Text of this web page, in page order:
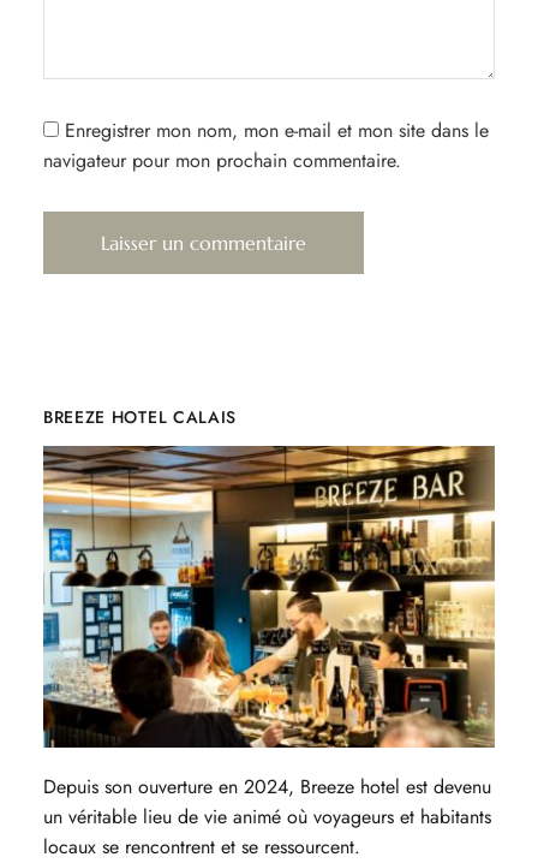
Enregistrer mon nom, mon e-mail et mon site dans le
navigateur pour mon prochain commentaire.
BREEZE HOTEL CALAIS
Depuis son ouverture en 2024, Breeze hotel est devenu
un véritable lieu de vie animé où voyageurs et habitants
locaux se rencontrent et se ressourcent.